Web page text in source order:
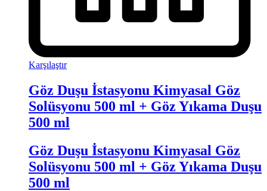
Karşılaştır
Göz Duşu İstasyonu Kimyasal Göz
Solüsyonu 500 ml + Göz Yıkama Duşu
500 ml
Göz Duşu İstasyonu Kimyasal Göz
Solüsyonu 500 ml + Göz Yıkama Duşu
500 ml